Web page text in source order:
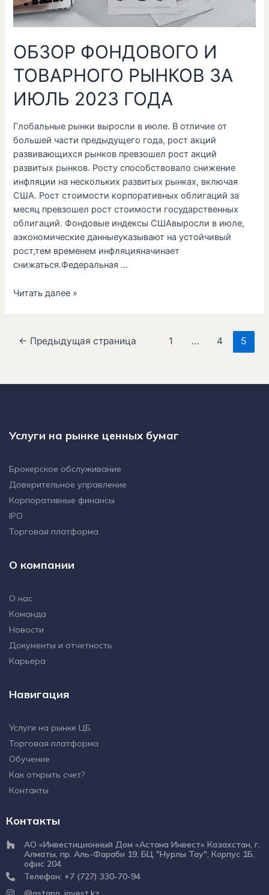
ОБЗОР ФОНДОВОГО И
ТОВАРНОГО РЫНКОВ ЗА
ИЮЛЬ 2023 ГОДА
Глобальные рынки выросли в июле. В отличие от
большей части предыдущего года, рост акций
развивающихся рынков превзошел рост акций
развитых рынков. Росту способствовало снижение
инфляции на нескольких развитых рынках, включая
США. Рост стоимости корпоративных облигаций за
месяц превзошел рост стоимости государственных
облигаций. Фондовые индексы СШАвыросли в июле,
аэкономические данныеуказывают на устойчивый
рост,тем временем инфляцияначинает
снижаться.Федеральная …
ГОДА
Читать далее »
← Предыдущая страница 1 … 4 5
Услуги на рынке ценных бумаг
Брокерское обслуживание
Доверительное управление
Корпоративные финансы
IPO
Торговая платформа
О компании
О нас
Команда
Новости
Документы и отчетность
Карьера
Навигация
Услуги на рынке ЦБ
Торговая платформа
Обучение
Как открыть счет?
Контакты
Контакты
АО «Инвестиционный Дом «Астана Инвест» Казахстан, г.
Алматы, пр. Аль-Фараби 19, БЦ "Нурлы Тау", Корпус 1Б,
офис 204
Телефон: +7 (727) 330-70-94